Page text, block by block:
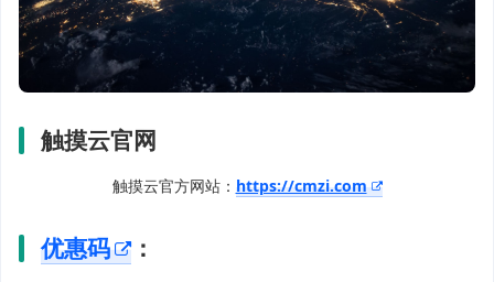
触摸云官网
触摸云官方网站： https://cmzi.com
优惠码 ：